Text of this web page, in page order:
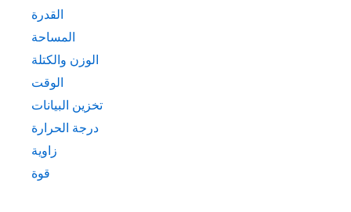
القدرة
المساحة
الوزن والكتلة
الوقت
تخزين البيانات
درجة الحرارة
زاوية
قوة